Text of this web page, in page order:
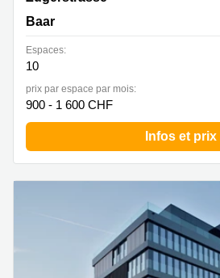
Baar
Espaces:
10
prix par espace par mois:
900 - 1 600 CHF
Infos et prix